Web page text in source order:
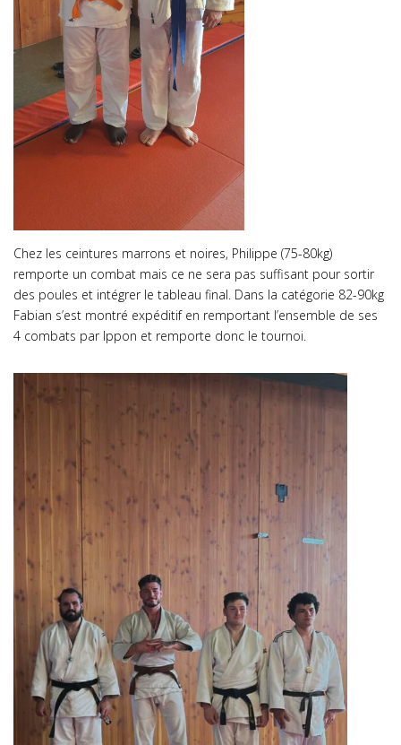
Chez les ceintures marrons et noires, Philippe (75-80kg)
remporte un combat mais ce ne sera pas suffisant pour sortir
des poules et intégrer le tableau final. Dans la catégorie 82-90kg
Fabian s’est montré expéditif en remportant l’ensemble de ses
4 combats par Ippon et remporte donc le tournoi.